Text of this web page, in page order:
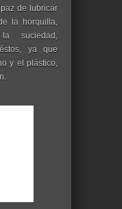
de lubricar
la horquilla,
suciedad,
ya que
y el plástico,